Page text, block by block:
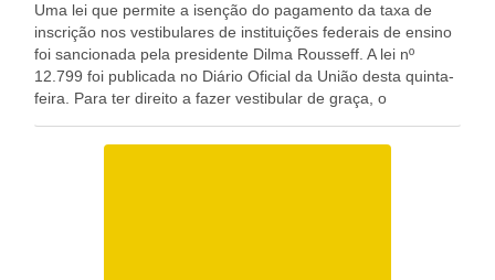
Uma lei que permite a isenção do pagamento da taxa de
inscrição nos vestibulares de instituições federais de ensino
foi sancionada pela presidente Dilma Rousseff. A lei nº
12.799 foi publicada no Diário Oficial da União desta quinta-
feira. Para ter direito a fazer vestibular de graça, o
da rede pública ou como bolsista integral em escola da rede